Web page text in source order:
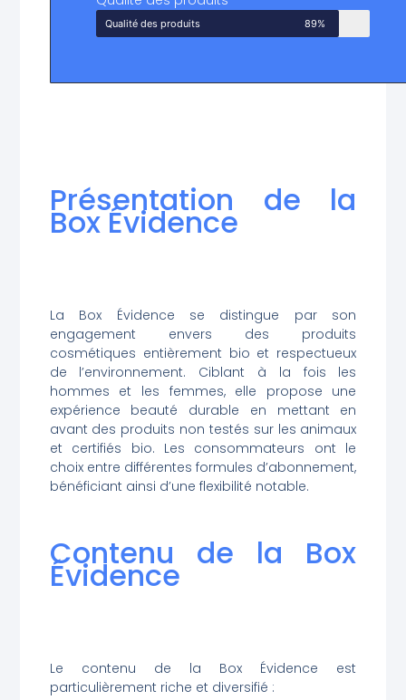
Qualité des produits 89%
Présentation de la
Box Évidence
La Box Évidence se distingue par son
engagement envers des produits
cosmétiques entièrement bio et respectueux
de l’environnement. Ciblant à la fois les
hommes et les femmes, elle propose une
expérience beauté durable en mettant en
avant des produits non testés sur les animaux
et certifiés bio. Les consommateurs ont le
choix entre différentes formules d’abonnement,
bénéficiant ainsi d’une flexibilité notable.
Contenu de la Box
Évidence
Le contenu de la Box Évidence est
particulièrement riche et diversifié :